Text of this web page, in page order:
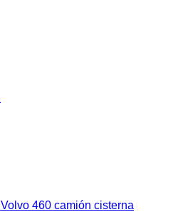
Volvo 460 camión cisterna